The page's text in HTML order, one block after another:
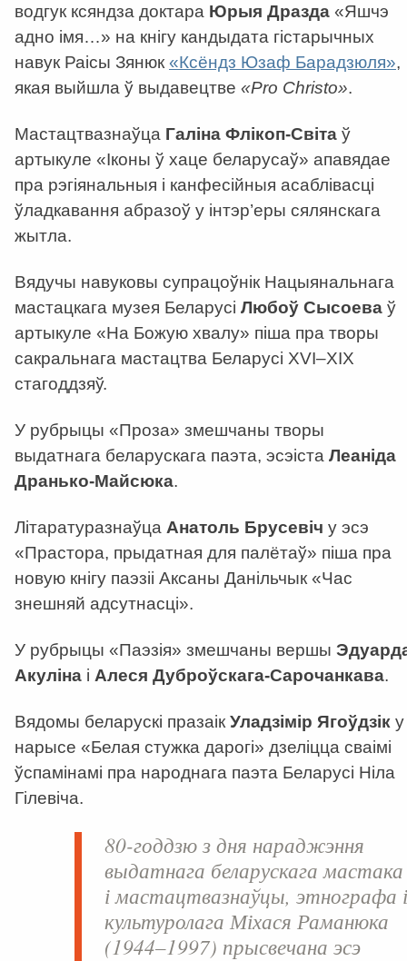
водгук ксяндза доктара Юрыя Дразда «Яшчэ
адно імя…» на кнігу кандыдата гістарычных
навук Раісы Зянюк «Ксёндз Юзаф Барадзюля»,
якая выйшла ў выдавецтве «Pro Christo».
Мастацтвазнаўца Галіна Флікоп-Світа ў
артыкуле «Іконы ў хаце беларусаў» апавядае
пра рэгіянальныя і канфесійныя асаблівасці
ўладкавання абразоў у інтэр’еры сялянскага
жытла.
Вядучы навуковы супрацоўнік Нацыянальнага
мастацкага музея Беларусі Любоў Сысоева ў
артыкуле «На Божую хвалу» піша пра творы
сакральнага мастацтва Беларусі XVI–XIX
стагоддзяў.
У рубрыцы «Проза» змешчаны творы
выдатнага беларускага паэта, эсэіста Леаніда
Дранько-Майсюка.
Літаратуразнаўца Анатоль Брусевіч у эсэ
«Прастора, прыдатная для палётаў» піша пра
новую кнігу паэзіі Аксаны Данільчык «Час
знешняй адсутнасці».
У рубрыцы «Паэзія» змешчаны вершы
Акуліна і Алеся Дуброўскага-Сарочанкава.
Вядомы беларускі празаік Уладзімір Ягоўдзік у
нарысе «Белая стужка дарогі» дзеліцца сваімі
ўспамінамі пра народнага паэта Беларусі Ніла
Гілевіча.
80-годдзю з дня нараджэння
выдатнага беларускага мастака
і мастацтвазнаўцы, этнографа
культуролага Міхася Раманюка
(1944–1997) прысвечана эсэ